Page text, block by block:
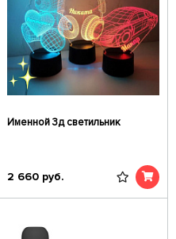
Именной 3д светильник
2 660 руб.